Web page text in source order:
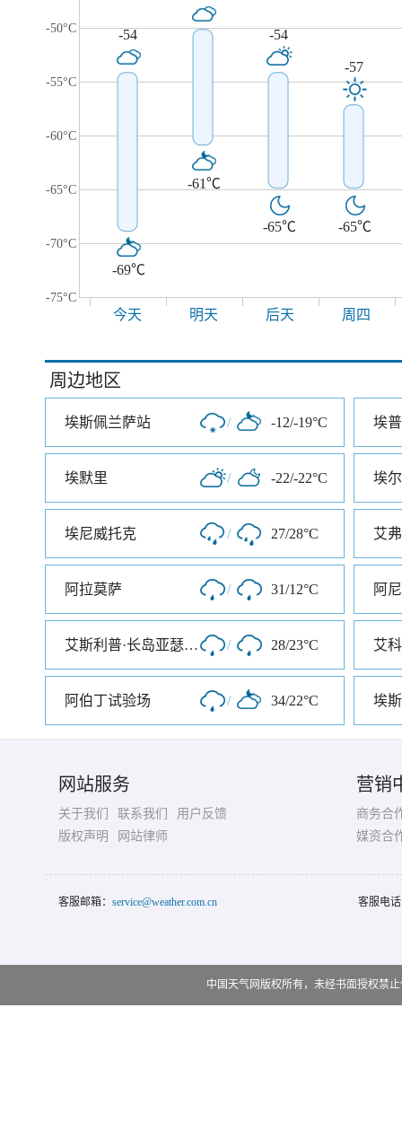
-50°C
-55°C
-60°C
-65°C
-70°C
-75°C
-54
-69℃
-61℃
-54
-65℃
-57
-65℃
今天 明天 后天 周四
周边地区
埃斯佩兰萨站 / -12/-19°C 埃
埃默里 / -22/-22°C 埃
埃尼威托克 / 27/28°C 艾
阿拉莫萨 / 31/12°C 阿
艾斯利普·长岛亚瑟机场 / 28/23°C 艾科
阿伯丁试验场 / 34/22°C 埃
网站服务
关于我们 联系我们
用户反馈
版权声明
网站律师
营销
商务合
媒资合
客服邮箱： service@weather.com.cn 客服电
中国天气网版权所有，未经书面授权